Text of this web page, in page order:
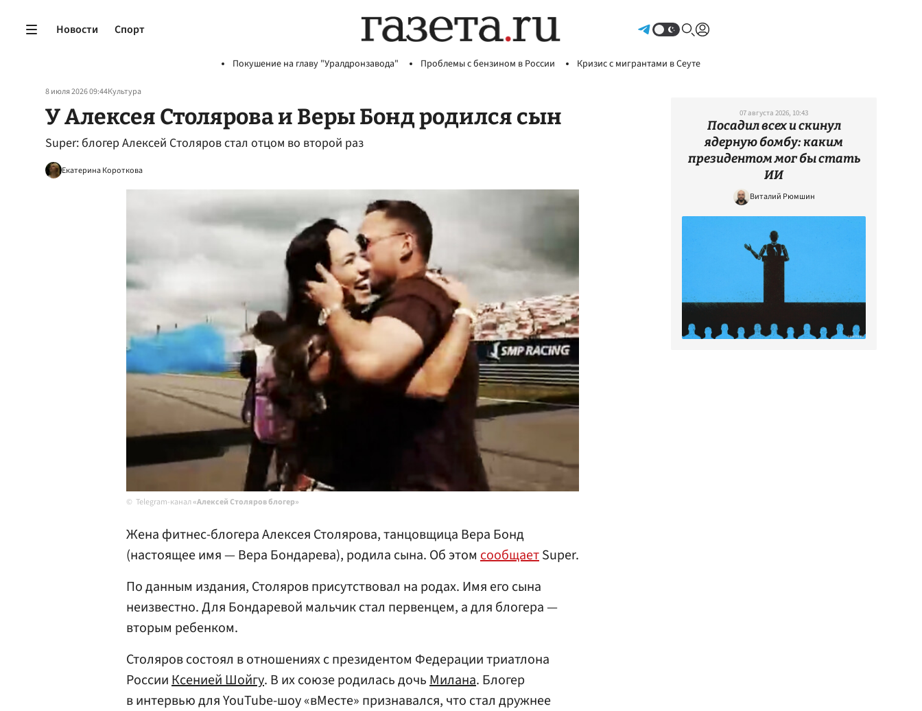
Новости Спорт
Покушение на главу "Уралдронзавода" Проблемы с бензином в России Кризис с мигрантами в Сеуте
8 июля 2026 09:44Культура
У Алексея Столярова и Веры Бонд родился сын
Super: блогер Алексей Столяров стал отцом во второй раз
Екатерина Короткова
Telegram-канал«Алексей Столяров блогер»
Жена фитнес-блогера Алексея Столярова, танцовщица Вера Бонд
(настоящее имя — Вера Бондарева), родила сына. Об этом сообщаетSuper.
По данным издания, Столяров присутствовал на родах. Имя его сына
неизвестно. Для Бондаревой мальчик стал первенцем, а для блогера —
вторым ребенком.
Столяров состоял в отношениях с президентом Федерации триатлона
РоссииКсенией Шойгу. В их союзе родилась дочьМилана. Блогер
в интервью для YouTube-шоу «вМесте» признавался, что стал дружнее
07 августа 2026, 10:43
Посадил всех и скинул
ядерную бомбу: каким
президентом мог бы стать
ИИ
Виталий Рюмшин